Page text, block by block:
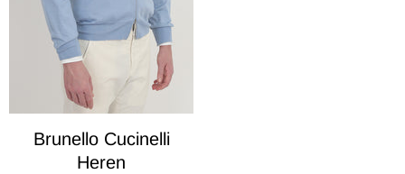
Brunello Cucinelli
Heren